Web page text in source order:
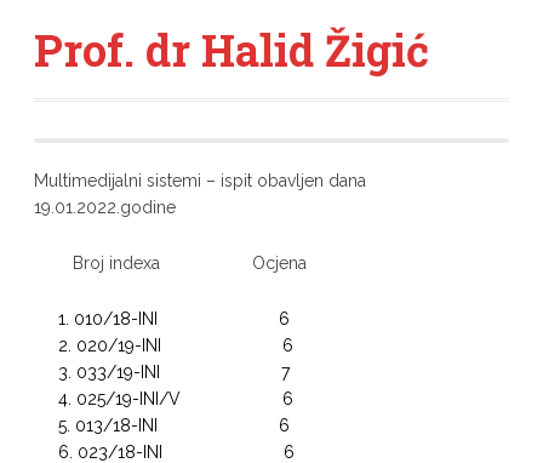
Prof. dr Halid Žigić
Multimedijalni sistemi – ispit obavljen dana
19.01.2022.godine
Broj indexa Ocjena
010/18-INI 6
020/19-INI 6
033/19-INI 7
025/19-INI/V 6
013/18-INI 6
023/18-INI 6